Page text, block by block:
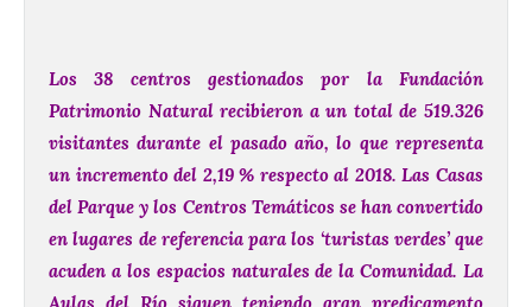
Los 38 centros gestionados por la Fundación
Patrimonio Natural recibieron a un total de 519.326
visitantes durante el pasado año, lo que representa
un incremento del 2,19 % respecto al 2018. Las Casas
del Parque y los Centros Temáticos se han convertido
en lugares de referencia para los ‘turistas verdes’ que
acuden a los espacios naturales de la Comunidad. La